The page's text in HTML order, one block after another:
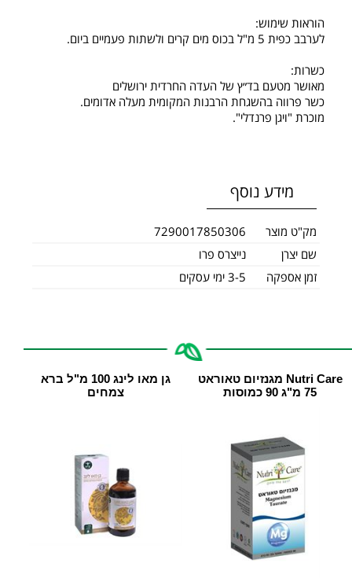
הוראות שימוש:
לערבב כפית 5 מ"ל בכוס מים קרים ולשתות פעמיים ביום.
כשרות:
מאושר מטעם בד״ץ של העדה החרדית ירושלים
כשר פרווה בהשגחת הרבנות המקומית מעלה אדומים.
מוכרת "ויגן פרנדלי".
מידע נוסף
מק"ט מוצר
7290017850306
שם יצרן
נייצרס פרו
זמן אספקה
3-5 ימי עסקים
Nutri Care מגנזיום טאוראט
75 מ"ג 90 כמוסות
גן מאו לינג 100 מ"ל ‏ברא
צמחים